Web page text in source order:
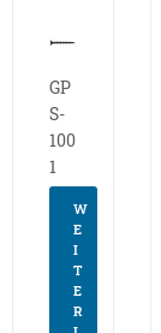
GP
S-
100
1
W
E
I
T
E
R